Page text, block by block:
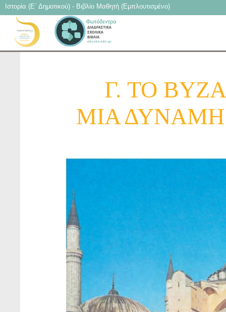
Ιστορία (Ε΄ Δημοτικού) - Βιβλίο Μαθητή (Εμπλουτισμένο)
Γ. ΤΟ
ΜΙΑ